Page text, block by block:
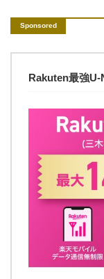
Rakuten最強U-